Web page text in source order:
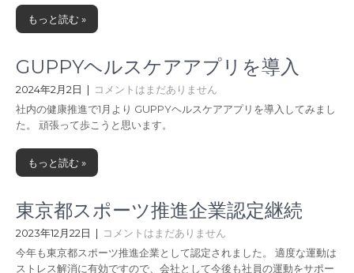
もっと読む »
GUPPYヘルスケアアプリを導入
2024年2月2日 | コメントはまだありません
社内の健康推進で1月より GUPPYヘルスケアアプリを導入してみまし
た。 頑張って歩こうと思います。
もっと読む »
東京都スポーツ推進企業認定継続
2023年12月22日 | コメントはまだありません
今年も東京都スポーツ推進企業として認定されました。 適度な運動は
ストレス解消に有効ですので、会社として今後も社員の運動をサポー